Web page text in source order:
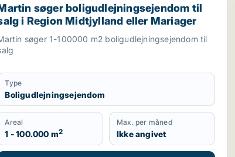
søger boligudlejningsejendom til
i Region Midtjylland eller Mariager
søger 1-100000 m2 boligudlejningsejendom til
Type
Boligudlejningsejendom
Areal
1 - 100.000 m2
Max. per måned
Ikke angivet